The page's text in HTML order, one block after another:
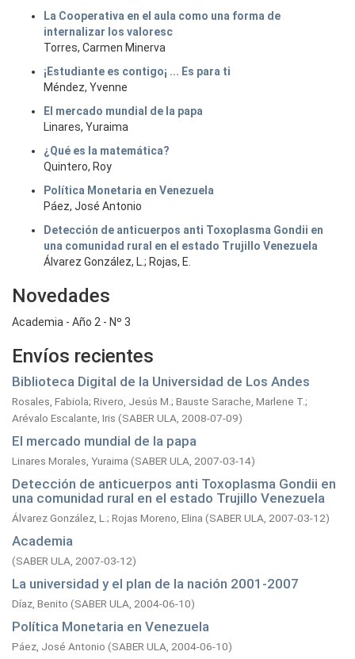
La Cooperativa en el aula como una forma de
internalizar los valoresc
Torres, Carmen Minerva
¡Estudiante es contigo¡ ... Es para ti
Méndez, Yvenne
El mercado mundial de la papa
Linares, Yuraima
¿Qué es la matemática?
Quintero, Roy
Política Monetaria en Venezuela
Páez, José Antonio
Detección de anticuerpos anti Toxoplasma Gondii en
una comunidad rural en el estado Trujillo Venezuela
Álvarez González, L.; Rojas, E.
Novedades
Academia - Año 2 - Nº 3
Envíos recientes
Biblioteca Digital de la Universidad de Los Andes
Rosales, Fabiola; Rivero, Jesús M. ; Bauste Sarache, Marlene T.;
Arévalo Escalante, Iris (SABER ULA, 2008-07-09)
El mercado mundial de la papa
Linares Morales, Yuraima (SABER ULA, 2007-03-14)
Detección de anticuerpos anti Toxoplasma Gondii en
una comunidad rural en el estado Trujillo Venezuela
Álvarez González, L. ; Rojas Moreno, Elina (SABER ULA, 2007-03-12)
Academia
(SABER ULA, 2007-03-12)
La universidad y el plan de la nación 2001-2007
Díaz, Benito (SABER ULA, 2004-06-10)
Política Monetaria en Venezuela
Páez, José Antonio (SABER ULA, 2004-06-10)